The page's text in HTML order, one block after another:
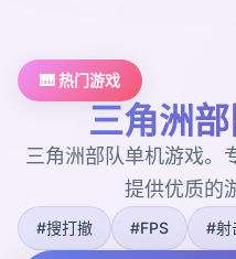
🎹 热门游戏
三角洲
三角洲部队单机游戏。
提供优质的
#搜打撤 #FPS #射